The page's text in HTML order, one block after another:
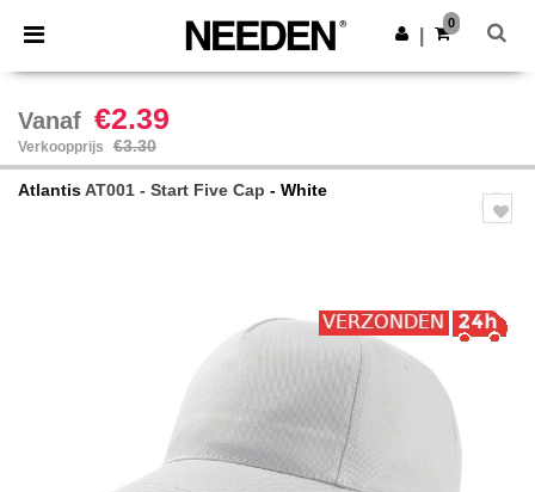
× Needen-app
Betere prijzen in de app!
Download app
0
Vanaf €2.39
Verkoopprijs €3.30
AtlantisAT001 - Start Five Cap - White